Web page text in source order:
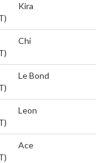
Kira
Chi
Le Bond
Leon
Ace